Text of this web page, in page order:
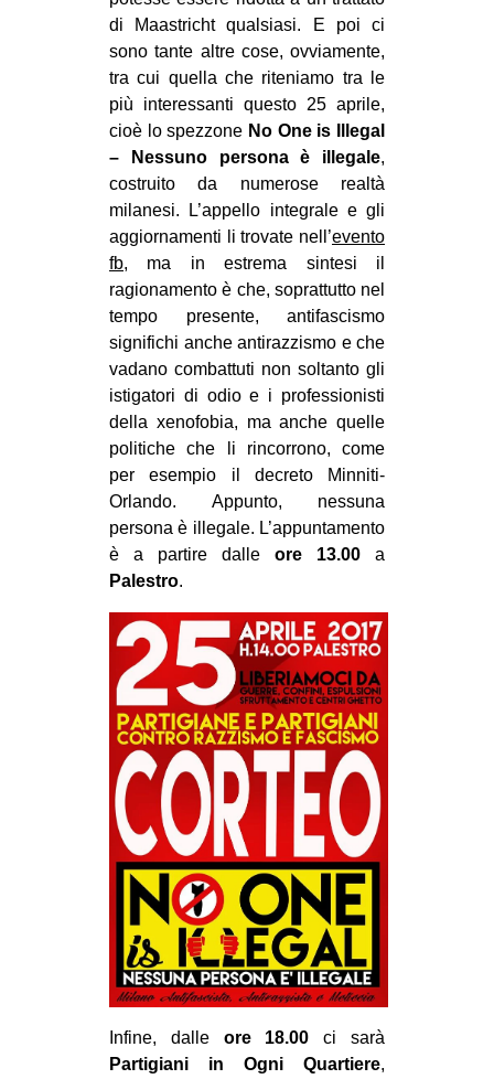
di Maastricht qualsiasi. E poi ci
sono tante altre cose, ovviamente,
tra cui quella che riteniamo tra le
più interessanti questo 25 aprile,
cioè lo spezzone No One is Illegal
– Nessuno persona è illegale,
costruito da numerose realtà
milanesi. L’appello integrale e gli
aggiornamenti li trovate nell’evento
fb, ma in estrema sintesi il
ragionamento è che, soprattutto nel
tempo presente, antifascismo
significhi anche antirazzismo e che
vadano combattuti non soltanto gli
istigatori di odio e i professionisti
della xenofobia, ma anche quelle
politiche che li rincorrono, come
per esempio il decreto Minniti-
Orlando. Appunto, nessuna
persona è illegale. L’appuntamento
è a partire dalle ore 13.00 a
Palestro.
Infine, dalle ore 18.00 ci sarà
Partigiani in Ogni Quartiere,